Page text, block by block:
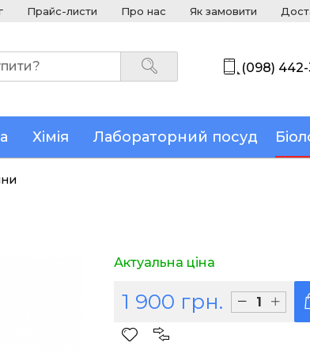
Прайс-листи Про нас Як замовити
(098)
Хімія Лабораторний посуд
Актуальна ціна
1 900 грн.